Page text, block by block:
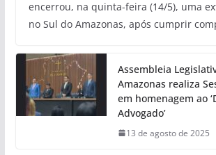
encerrou, na quinta-feira (14/5), uma
no Sul do Amazonas, após cumprir
Assembleia
Amazonas realiza
em homenagem ao
Advogado’
13 de agosto de 2025